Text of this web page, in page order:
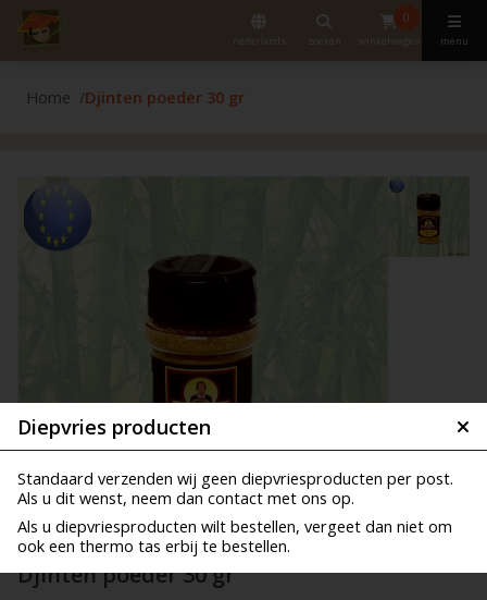
nederlands zoeken
0
winkelwagen menu
Diepvries producten
Standaard verzenden wij geen diepvriesproducten per post.
Als u dit wenst, neem dan contact met ons op.
Als u diepvriesproducten wilt bestellen, vergeet dan niet om
ook een thermo tas erbij te bestellen.
Home Djinten poeder 30 gr
Djinten poeder 30 gr